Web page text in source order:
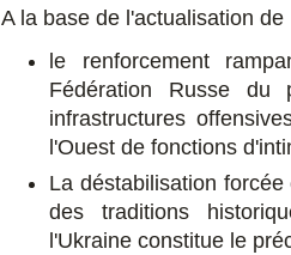
A la base de l'actualisation
le renforcement
Fédération Russe du
infrastructures
l'Ouest de fonctions
La déstabilisation
des traditions
l'Ukraine constitue le